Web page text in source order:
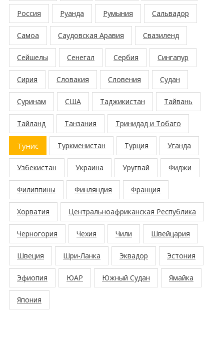
Россия Руанда Румыния Сальвадор
Самоа Саудовская Аравия Свазиленд
Сейшелы Сенегал Сербия Сингапур
Сирия Словакия Словения Судан
Суринам США Таджикистан Тайвань
Тайланд Танзания Тринидад и Тобаго
Тунис Туркменистан Турция Уганда
Узбекистан Украина Уругвай Фиджи
Филиппины Финляндия Франция
Хорватия Центральноафриканская Республика
Черногория Чехия Чили Швейцария
Швеция Шри-Ланка Эквадор Эстония
Эфиопия ЮАР Южный Судан Ямайка
Япония